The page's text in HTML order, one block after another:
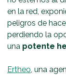
en la red,
peligros de
perdiendo la
una potente
Ertheo, una